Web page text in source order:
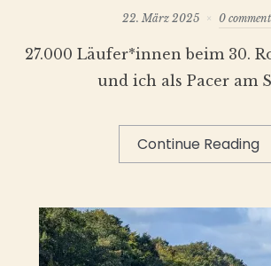
22. März 2025 0
27.000 Läufer*innen beim 30.
und ich als Pacer am
Continue Reading